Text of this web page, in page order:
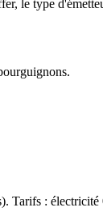
le type
.
Tarifs : électricité